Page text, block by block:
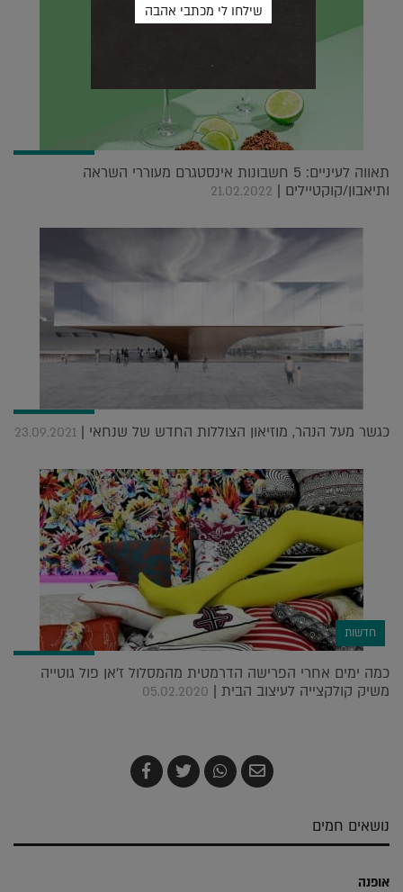
תאווה לעיניים: 5 חשבונות אינסטגרם מעוררי השראה
ותיאבון/קוקטיילים | 21.02.2022
כגשר מעל הנהר, מוזיאון הצוללות החדש של שנחאי | 23.09.2021
חדשות
כמה ימים אחרי הפרישה הדרמטית מהמסלול ז'אן פול גוטייה
משיק קולקצייה לעיצוב הבית | 05.02.2020
שלח
בדואר
שתף
ב-
צייץ
ב-
שתף
ב-
נושאים חמים
אופנה